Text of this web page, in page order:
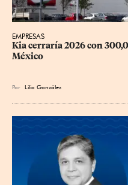
EMPRESAS
Kia cerraría 2026 con
México
Por Lilia González